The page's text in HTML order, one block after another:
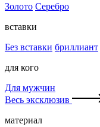
Золото Серебро
вставки
Без вставки бриллиант
для кого
Для мужчин
Весь эксклюзив
материал